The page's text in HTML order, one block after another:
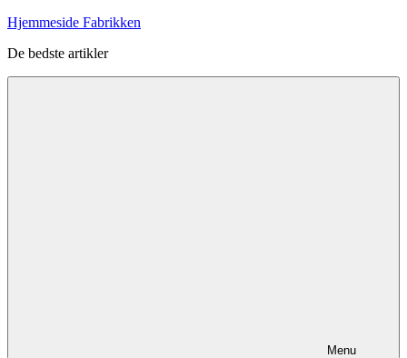
Videre
indhold
Hjemmeside Fabrikken
De bedste artikler
Menu